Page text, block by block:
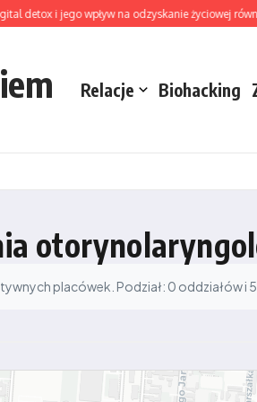
detox i jego wpływ na odzyskanie życiowej
Relacje Biohacking
placówek. Podział: 0 oddziałów i